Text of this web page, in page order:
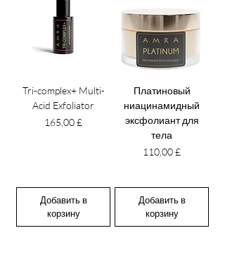
Tri-complex+ Multi-
Acid Exfoliator
Цена
165,00 £
Добавить в
корзину
Платиновый
ниацинамидный
эксфолиант для
тела
Цена
110,00 £
Добавить в
корзину